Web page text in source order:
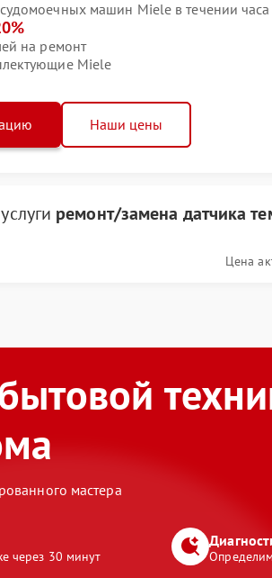
машин Miele в течении часа
на ремонт
Miele
Наши цены
ремонт/замена датчика
Цена
мастера
через 30 минут